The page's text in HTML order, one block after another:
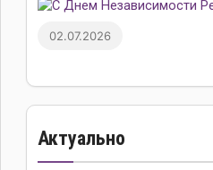
02.07.2026
Актуально